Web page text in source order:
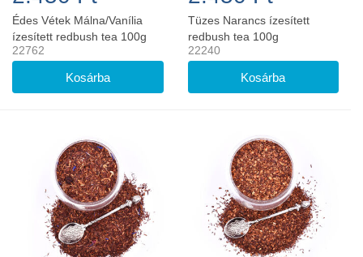
Édes Vétek Málna/Vanília
ízesített redbush tea 100g
22762
Tüzes Narancs ízesített
redbush tea 100g
22240